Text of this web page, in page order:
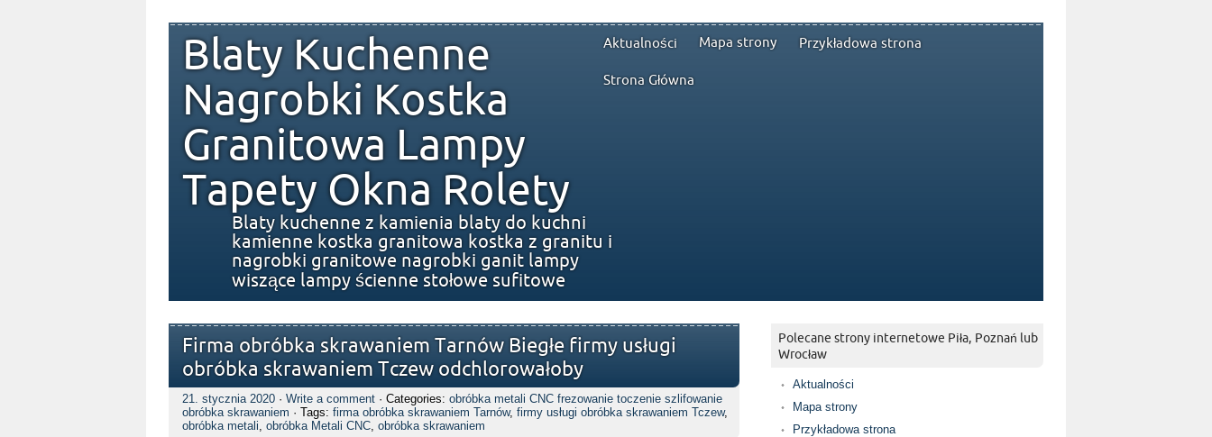
Aktualności Mapa strony Przykładowa strona
Strona Główna
Blaty Kuchenne
Nagrobki Kostka
Granitowa Lampy
Tapety Okna Rolety
Blaty kuchenne z kamienia blaty do kuchni
kamienne kostka granitowa kostka z granitu i
nagrobki granitowe nagrobki ganit lampy
wiszące lampy ścienne stołowe sufitowe
Firma obróbka skrawaniem Tarnów Biegłe firmy usługi
obróbka skrawaniem Tczew odchlorowałoby
21. stycznia 2020 · Write a comment · Categories: obróbka metali CNC frezowanie toczenie szlifowanie
obróbka skrawaniem · Tags: firma obróbka skrawaniem Tarnów, firmy usługi obróbka skrawaniem Tczew,
obróbka metali, obróbka Metali CNC, obróbka skrawaniem
Polecane strony internetowe Piła, Poznań lub
Wrocław
Aktualności
Mapa strony
Przykładowa strona